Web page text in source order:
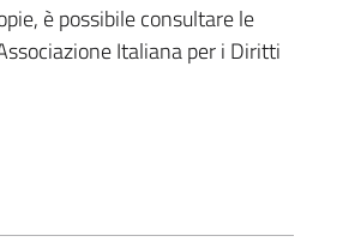
è possibile consultare le
Italiana per i Diritti